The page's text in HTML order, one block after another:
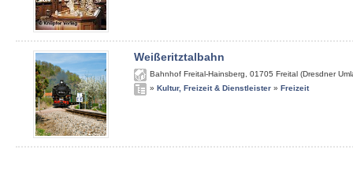
Weißeritztalbahn
Bahnhof Freital-Hainsberg 01705 Freital (Dresdner
» Kultur, Freizeit & Dienstleister » Freizeit